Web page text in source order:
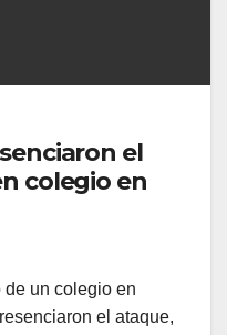
el
colegio en
un colegio en
el ataque,